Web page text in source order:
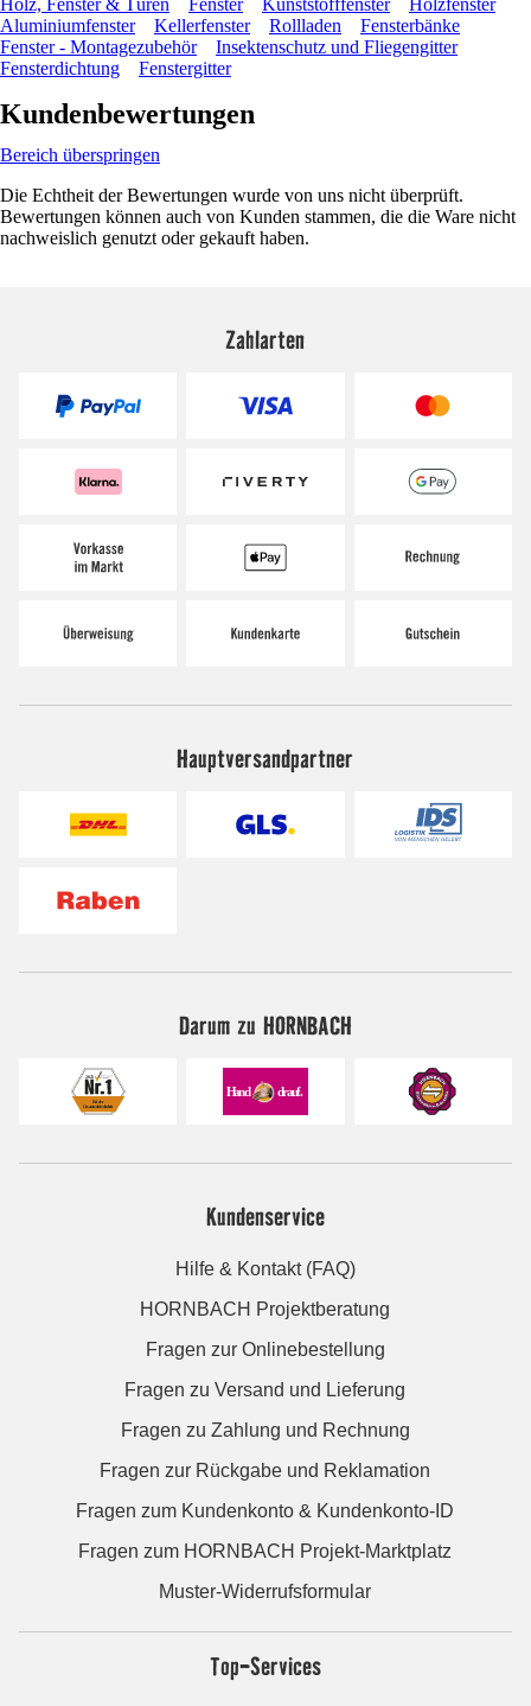
Holz, Fenster & Türen
Fenster Kunststofffenster
Holzfenster
Aluminiumfenster
Kellerfenster Rollladen
Fensterbänke
Fenster - Montagezubehör
Insektenschutz und Fliegengitter
Fensterdichtung
Fenstergitter
Kundenbewertungen
Bereich überspringen
Die Echtheit der Bewertungen wurde von uns nicht überprüft.
Bewertungen können auch von Kunden stammen, die die Ware nicht
nachweislich genutzt oder gekauft haben.
Zahlarten
Hauptversandpartner
Darum zu HORNBACH
Kundenservice
Hilfe & Kontakt (FAQ)
HORNBACH Projektberatung
Fragen zur Onlinebestellung
Fragen zu Versand und Lieferung
Fragen zu Zahlung und Rechnung
Fragen zur Rückgabe und Reklamation
Fragen zum Kundenkonto & Kundenkonto-ID
Fragen zum HORNBACH Projekt-Marktplatz
Muster-Widerrufsformular
Top-Services